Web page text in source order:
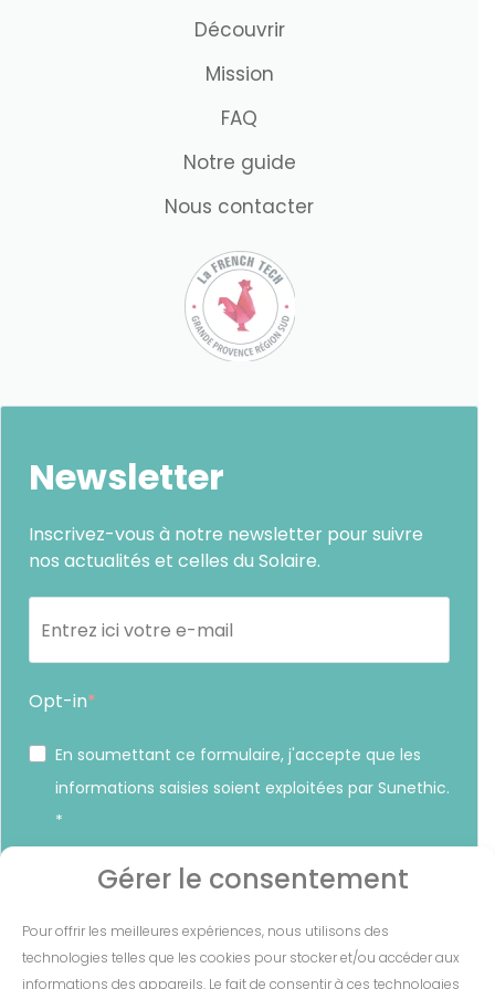
Gérer le consentement
Pour offrir les meilleures expériences, nous utilisons des
technologies telles que les cookies pour stocker et/ou accéder aux
informations des appareils. Le fait de consentir à ces technologies
Découvrir
Mission
FAQ
Notre guide
Nous contacter
Newsletter
Inscrivez-vous à notre newsletter pour suivre
nos actualités et celles du Solaire.
Opt-in
En soumettant ce formulaire, j'accepte que les
informations saisies soient exploitées par Sunethic.
*
Vous pouvez vous désinscrire à tout moment en cliquant sur
S'INSCRIRE